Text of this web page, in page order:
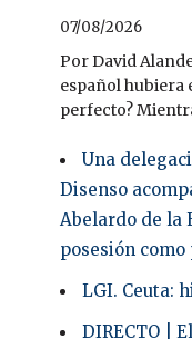
07/08/2026
Por David
español hubiera
perfecto?
Una
Disenso
Abelardo de la
posesión
LGI. Ceuta:
DIRECTO |